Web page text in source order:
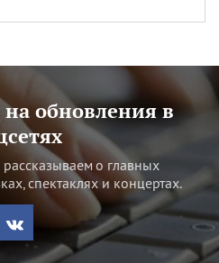
обновления в
о главных
спектаклях и концертах.